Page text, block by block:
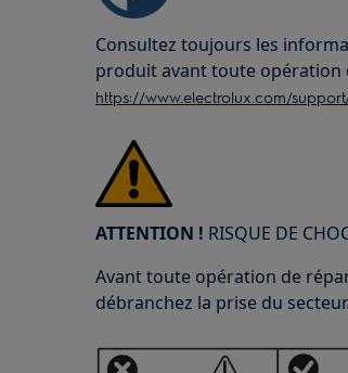
Consultez toujours les
produit avant toute opération
https://www.electrolux.com/
ATTENTION ! RISQUE DE
Avant toute opération de
débranchez la prise du secteur.